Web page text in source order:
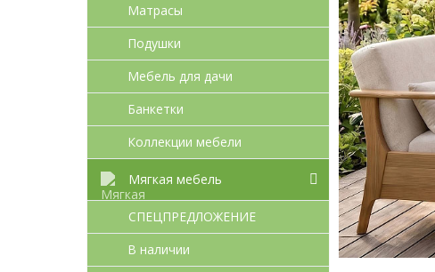
Матрасы
Подушки
Мебель для дачи
Банкетки
Коллекции мебели
Мягкая мебель
СПЕЦПРЕДЛОЖЕНИЕ
В наличии